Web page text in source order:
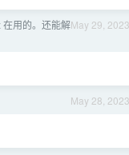
May 29, 2023
用的。还能解
May 28, 2023